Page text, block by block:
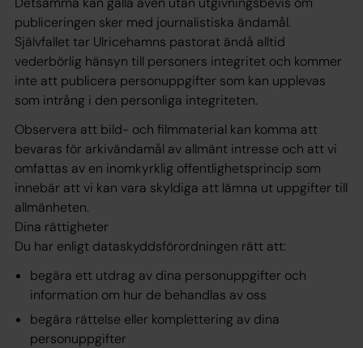
publiceringen sker med journalistiska ändamål.
Självfallet tar Ulricehamns pastorat ändå alltid
vederbörlig hänsyn till personers integritet och kommer
inte att publicera personuppgifter som kan upplevas
som intrång i den personliga integriteten.
Observera att bild- och filmmaterial kan komma att
bevaras för arkivändamål av allmänt intresse och att vi
omfattas av en inomkyrklig offentlighetsprincip som
innebär att vi kan vara skyldiga att lämna ut uppgifter till
allmänheten.
Dina rättigheter
Du har enligt dataskyddsförordningen rätt att:
begära ett utdrag av dina personuppgifter och
information om hur de behandlas av oss
begära rättelse eller komplettering av dina
personuppgifter